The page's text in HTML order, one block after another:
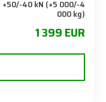
+50/-40 kN (+5 000/-4
000 kg)
1 399 EUR